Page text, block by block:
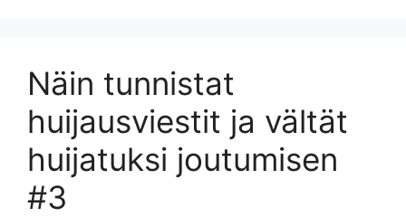
Näin tunnistat
huijausviestit ja vältät
huijatuksi joutumisen
#3